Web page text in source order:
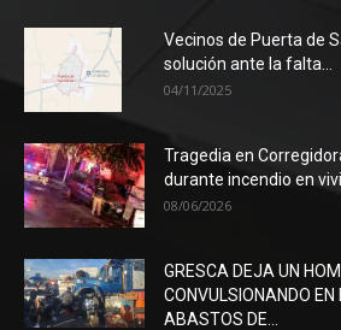
Vecinos de Puerta de
solución ante la falta...
04/11/2025
Tragedia en
durante incendio en
08/06/2026
GRESCA DEJA UN
CONVULSIONANDO EN
ABASTOS DE...